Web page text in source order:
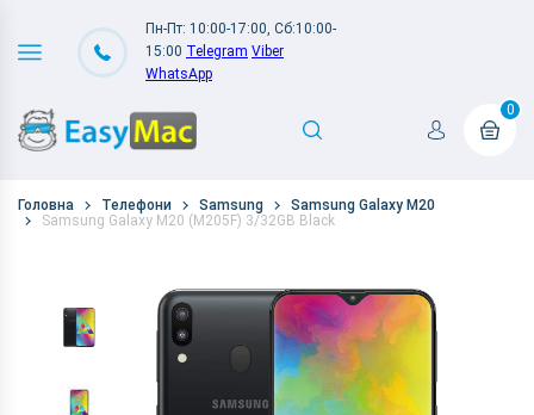
Пн-Пт: 10:00-17:00, Сб:10:00-
15:00 Telegram Viber
WhatsApp
0
Головна Телефони Samsung
Samsung Galaxy M20
Samsung Galaxy M20 (M205F) 3/32GB Black